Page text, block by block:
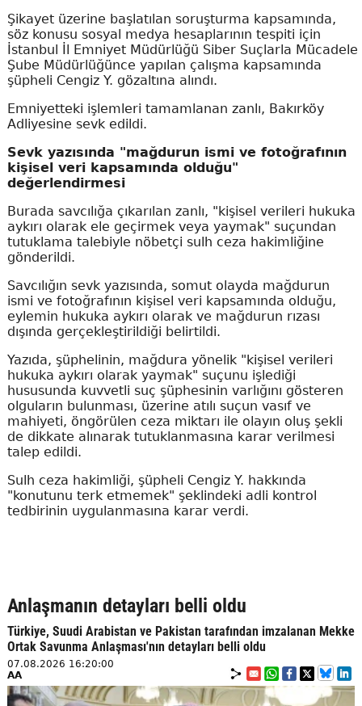
Şikayet üzerine başlatılan soruşturma kapsamında,
söz konusu sosyal medya hesaplarının tespiti için
İstanbul İl Emniyet Müdürlüğü Siber Suçlarla Mücadele
Şube Müdürlüğünce yapılan çalışma kapsamında
şüpheli Cengiz Y. gözaltına alındı.
Emniyetteki işlemleri tamamlanan zanlı, Bakırköy
Adliyesine sevk edildi.
Sevk yazısında "mağdurun ismi ve fotoğrafının
kişisel veri kapsamında olduğu"
değerlendirmesi
Burada savcılığa çıkarılan zanlı, "kişisel verileri hukuka
aykırı olarak ele geçirmek veya yaymak" suçundan
tutuklama talebiyle nöbetçi sulh ceza hakimliğine
gönderildi.
Savcılığın sevk yazısında, somut olayda mağdurun
ismi ve fotoğrafının kişisel veri kapsamında olduğu,
eylemin hukuka aykırı olarak ve mağdurun rızası
dışında gerçekleştirildiği belirtildi.
Yazıda, şüphelinin, mağdura yönelik "kişisel verileri
hukuka aykırı olarak yaymak" suçunu işlediği
hususunda kuvvetli suç şüphesinin varlığını gösteren
olguların bulunması, üzerine atılı suçun vasıf ve
mahiyeti, öngörülen ceza miktarı ile olayın oluş şekli
de dikkate alınarak tutuklanmasına karar verilmesi
talep edildi.
Sulh ceza hakimliği, şüpheli Cengiz Y. hakkında
"konutunu terk etmemek" şeklindeki adli kontrol
tedbirinin uygulanmasına karar verdi.
Anlaşmanın detayları belli oldu
Türkiye, Suudi Arabistan ve Pakistan tarafından imzalanan Mekke
Ortak Savunma Anlaşması'nın detayları belli oldu
07.08.2026 16:20:00
AA